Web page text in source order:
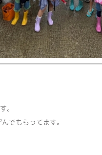
。
でもらってます。